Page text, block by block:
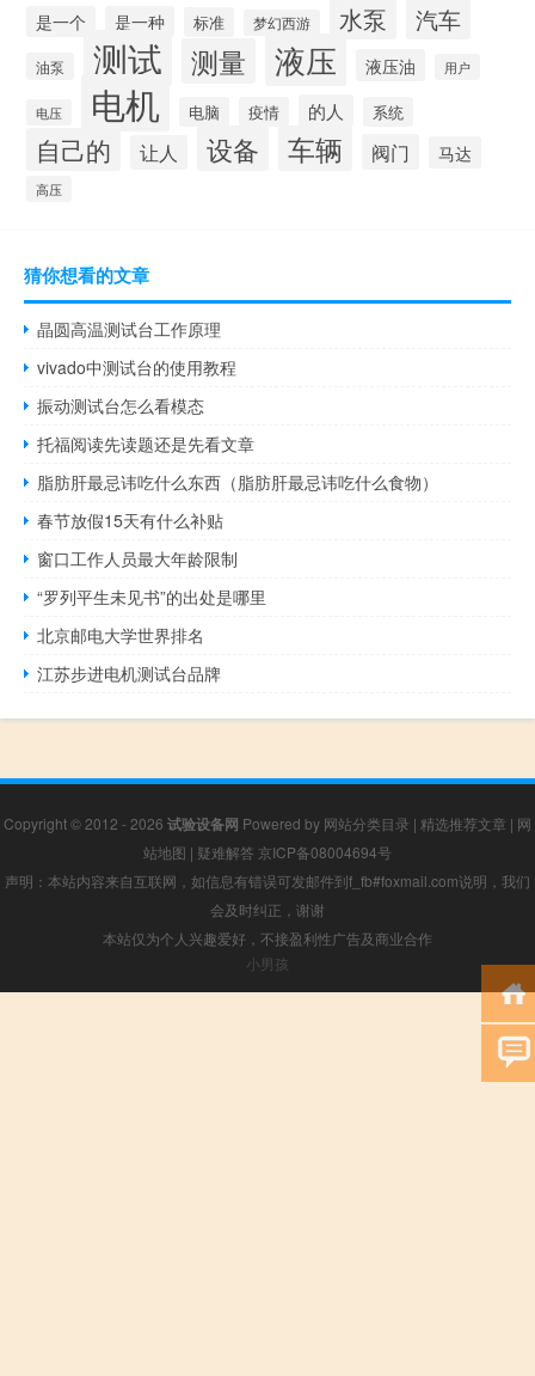
是一个 是一种 标准 梦幻西游 水泵 汽车
油泵 测试 测量 液压 液压油 用户
电压 电机 电脑 疫情 的人 系统
自己的 让人 设备 车辆 阀门 马达
高压
猜你想看的文章
晶圆高温测试台工作原理
vivado中测试台的使用教程
振动测试台怎么看模态
托福阅读先读题还是先看文章
脂肪肝最忌讳吃什么东西（脂肪肝最忌讳吃什么食物）
春节放假15天有什么补贴
窗口工作人员最大年龄限制
“罗列平生未见书”的出处是哪里
北京邮电大学世界排名
江苏步进电机测试台品牌
Copyright © 2012 - 2026 试验设备网 Powered by 网站分类目录 | 精选推荐文章 | 网
站地图 | 疑难解答 京ICP备08004694号
声明：本站内容来自互联网，如信息有错误可发邮件到f_fb#foxmail.com说明，我们
会及时纠正，谢谢
本站仅为个人兴趣爱好，不接盈利性广告及商业合作
小男孩